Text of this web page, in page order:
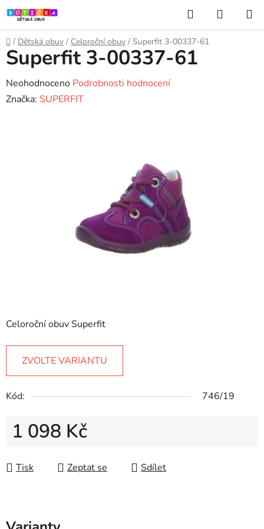
Přejít
na
obsah
Hledat
KOŠÍK
Domů
/ Dětská obuv / Celoroční obuv / Superfit 3-00337-61
Celoroční obuv Superfit
ZVOLTE VARIANTU
Kód: 746/19
1 098 Kč
Tisk
Zeptat se Sdílet
Superfit 3-00337-61
Průměrné
hodnocení
Neohodnoceno Podrobnosti hodnocení
Značka: SUPERFIT